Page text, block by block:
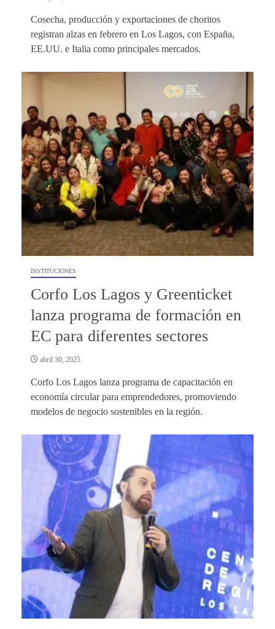
Cosecha, producción y exportaciones de choritos
registran alzas en febrero en Los Lagos, con España,
EE.UU. e Italia como principales mercados.
INSTITUCIONES
Corfo Los Lagos y Greenticket
lanza programa de formación en
EC para diferentes sectores
abril 30, 2025
Corfo Los Lagos lanza programa de capacitación en
economía circular para emprendedores, promoviendo
modelos de negocio sostenibles en la región.